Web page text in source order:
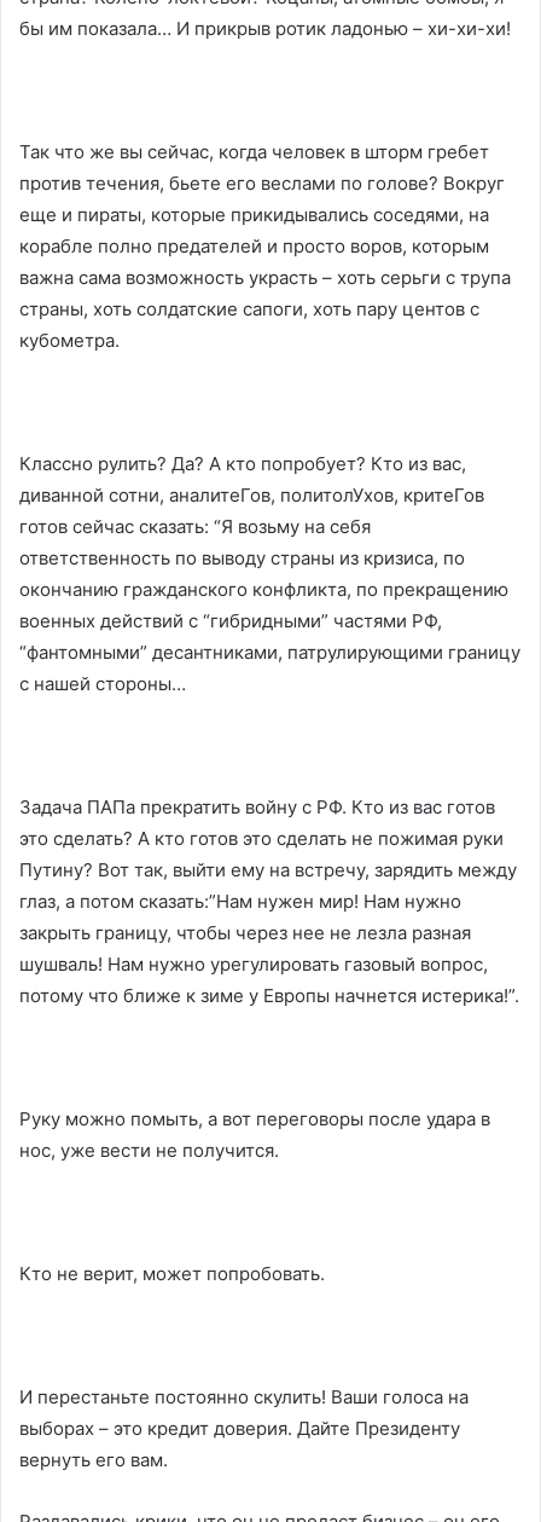
бы им показала… И прикрыв ротик ладонью – хи-хи-хи!
Так что же вы сейчас, когда человек в шторм гребет
против течения, бьете его веслами по голове? Вокруг
еще и пираты, которые прикидывались соседями, на
корабле полно предателей и просто воров, которым
важна сама возможность украсть – хоть серьги с трупа
страны, хоть солдатские сапоги, хоть пару центов с
кубометра.
Классно рулить? Да? А кто попробует? Кто из вас,
диванной сотни, аналитеГов, политолУхов, критеГов
готов сейчас сказать: “Я возьму на себя
ответственность по выводу страны из кризиса, по
окончанию гражданского конфликта, по прекращению
военных действий с “гибридными” частями РФ,
“фантомными” десантниками, патрулирующими границу
с нашей стороны…
Задача ПАПа прекратить войну с РФ. Кто из вас готов
это сделать? А кто готов это сделать не пожимая руки
Путину? Вот так, выйти ему на встречу, зарядить между
глаз, а потом сказать:”Нам нужен мир! Нам нужно
закрыть границу, чтобы через нее не лезла разная
шушваль! Нам нужно урегулировать газовый вопрос,
потому что ближе к зиме у Европы начнется истерика!”.
Руку можно помыть, а вот переговоры после удара в
нос, уже вести не получится.
Кто не верит, может попробовать.
И перестаньте постоянно скулить! Ваши голоса на
выборах – это кредит доверия. Дайте Президенту
вернуть его вам.